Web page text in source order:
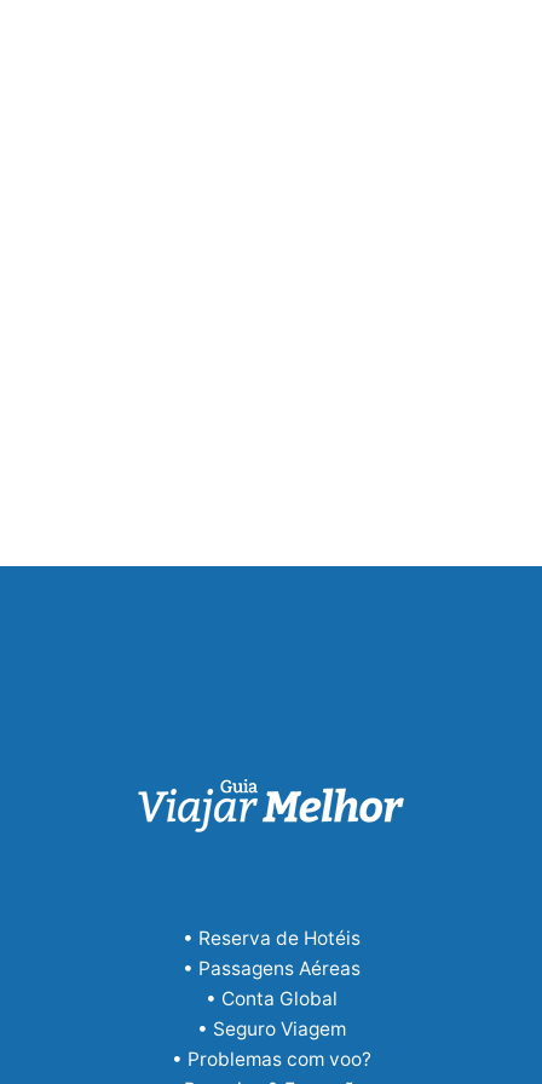
• Reserva de Hotéis
• Passagens Aéreas
• Conta Global
• Seguro Viagem
• Problemas com voo?